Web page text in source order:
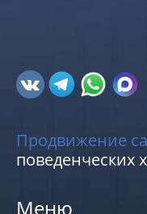
Продвижение
поведенческих
Меню